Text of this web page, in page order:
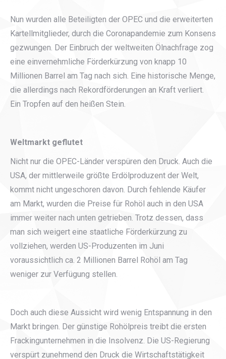
Nun wurden alle Beteiligten der OPEC und die erweiterten
Kartellmitglieder, durch die Coronapandemie zum Konsens
gezwungen. Der Einbruch der weltweiten Ölnachfrage zog
eine einvernehmliche Förderkürzung von knapp 10
Millionen Barrel am Tag nach sich. Eine historische Menge,
die allerdings nach Rekordförderungen an Kraft verliert.
Ein Tropfen auf den heißen Stein.
Weltmarkt geflutet
Nicht nur die OPEC-Länder verspüren den Druck. Auch die
USA, der mittlerweile größte Erdölproduzent der Welt,
kommt nicht ungeschoren davon. Durch fehlende Käufer
am Markt, wurden die Preise für Rohöl auch in den USA
immer weiter nach unten getrieben. Trotz dessen, dass
man sich weigert eine staatliche Förderkürzung zu
vollziehen, werden US-Produzenten im Juni
voraussichtlich ca. 2 Millionen Barrel Rohöl am Tag
weniger zur Verfügung stellen.
Doch auch diese Aussicht wird wenig Entspannung in den
Markt bringen. Der günstige Rohölpreis treibt die ersten
Frackingunternehmen in die Insolvenz. Die US-Regierung
verspürt zunehmend den Druck die Wirtschaftstätigkeit